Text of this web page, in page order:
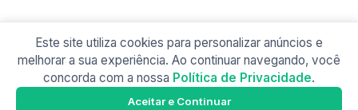
© 2026 Busão BR
Sobre Contato Política de Privacidade
Este site utiliza cookies para personalizar anúncios e
melhorar a sua experiência. Ao continuar navegando, você
concorda com a nossa Política de Privacidade.
Aceitar e Continuar